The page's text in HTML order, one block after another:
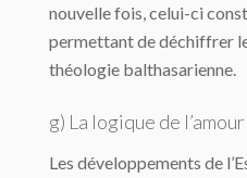
nouvelle fois, celui-ci
permettant de déchiffrer
théologie balthasarienne.
g) La logique de l’amour
Les développements de